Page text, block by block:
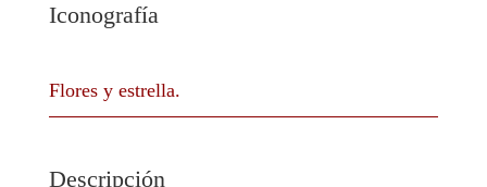
Iconografía
Flores y estrella.
Descripción